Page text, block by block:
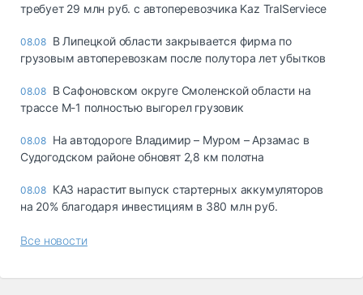
требует 29 млн руб. с автоперевозчика Kaz TralServiece
08.08 В Липецкой области закрывается фирма по
грузовым автоперевозкам после полутора лет убытков
08.08 В Сафоновском округе Смоленской области на
трассе М-1 полностью выгорел грузовик
08.08 На автодороге Владимир – Муром – Арзамас в
Судогодском районе обновят 2,8 км полотна
08.08 КАЗ нарастит выпуск стартерных аккумуляторов
на 20% благодаря инвестициям в 380 млн руб.
Все новости